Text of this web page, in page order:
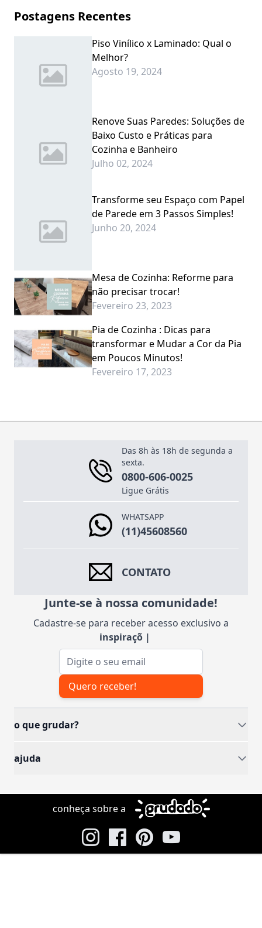
Postagens Recentes
Piso Vinílico x Laminado: Qual o
Melhor?
Agosto 19, 2024
Renove Suas Paredes: Soluções de
Baixo Custo e Práticas para
Cozinha e Banheiro
Julho 02, 2024
Transforme seu Espaço com Papel
de Parede em 3 Passos Simples!
Junho 20, 2024
Mesa de Cozinha: Reforme para
não precisar trocar!
Fevereiro 23, 2023
Pia de Cozinha : Dicas para
transformar e Mudar a Cor da Pia
em Poucos Minutos!
Fevereiro 17, 2023
Das 8h às 18h de segunda a
sexta.
0800-606-0025
Ligue Grátis
WHATSAPP
(11)45608560
CONTATO
Junte-se à nossa comunidade!
Cadastre-se para receber acesso exclusivo a
inspirações
Endereço de e-mail
Quero receber!
o que grudar?
ajuda
conheça sobre a